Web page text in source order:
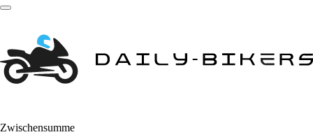
Zwischensumme